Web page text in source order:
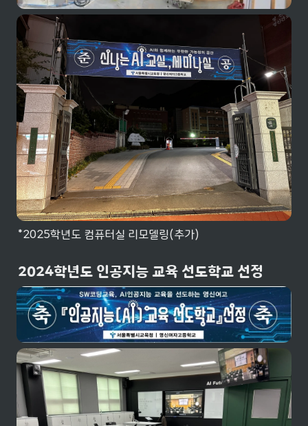
*2025학년도 컴퓨터실 리모델링(추가)
2024학년도 인공지능 교육 선도학교 선정